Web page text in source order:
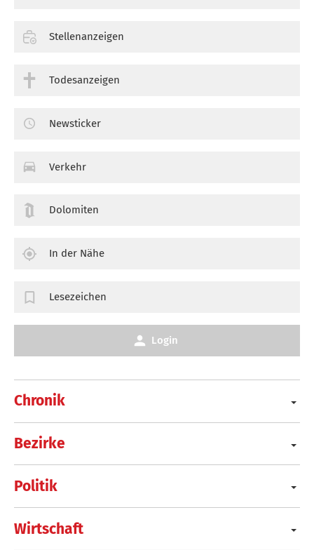
Chronik
Bezirke
Politik
Wirtschaft
Stellenanzeigen
Todesanzeigen
Newsticker
Verkehr
Dolomiten
In der Nähe
Lesezeichen
Login